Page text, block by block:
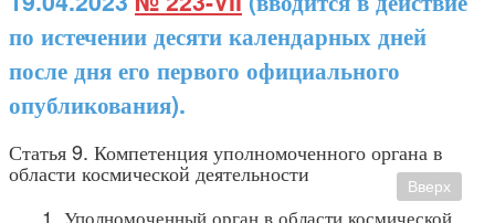
по истечении десяти календарных дней
после дня его первого официального
опубликования).
Статья 9. Компетенция уполномоченного органа в
области космической деятельности
1. Уполномоченный орган в области космической
Вверх